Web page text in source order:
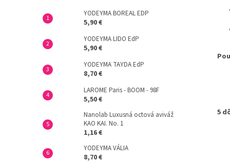
YODEYMA BOREAL EDP
5,90 €
YODEYMA LIDO EdP
5,90 €
YODEYMA TAYDA EdP
8,70 €
LAROME Paris - BOOM - 98F
5,50 €
Nanolab Luxusná octová aviváž
KAO KAI. No. 1
1,16 €
YODEYMA VÁLIA
8,70 €
5